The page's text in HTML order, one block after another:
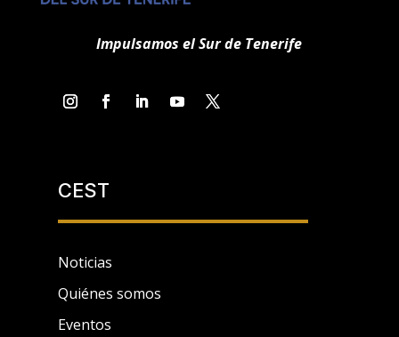
Impulsamos el Sur de Tenerife
CEST
Noticias
Quiénes somos
Eventos